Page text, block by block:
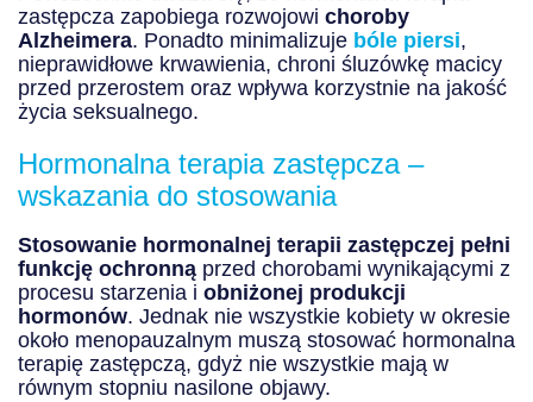
zastępcza zapobiega rozwojowi choroby
Alzheimera. Ponadto minimalizuje bóle piersi,
nieprawidłowe krwawienia, chroni śluzówkę macicy
przed przerostem oraz wpływa korzystnie na jakość
życia seksualnego.
Hormonalna terapia zastępcza –
wskazania do stosowania
Stosowanie hormonalnej terapii zastępczej pełni
funkcję ochronną przed chorobami wynikającymi z
procesu starzenia i obniżonej produkcji
hormonów. Jednak nie wszystkie kobiety w okresie
około menopauzalnym muszą stosować hormonalna
terapię zastępczą, gdyż nie wszystkie mają w
równym stopniu nasilone objawy.